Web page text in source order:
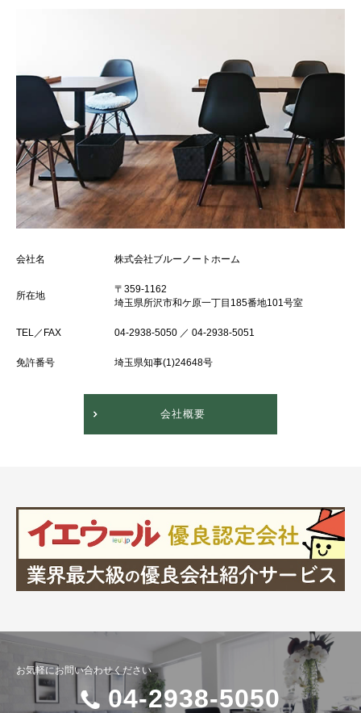
会社名 株式会社ブルーノートホーム
所在地
〒359-1162
埼玉県所沢市和ケ原一丁目185番地101号室
TEL／FAX 04-2938-5050 ／ 04-2938-5051
免許番号 埼玉県知事(1)24648号
会社概要
お気軽にお問い合わせください
04-2938-5050